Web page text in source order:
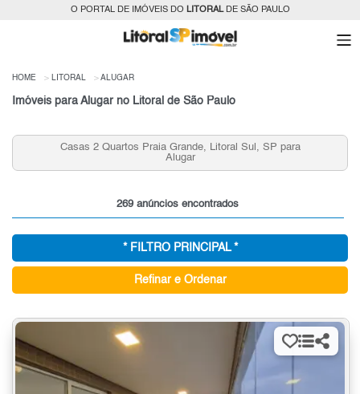
O PORTAL DE IMÓVEIS DO LITORALDE SÃO PAULO
HOME LITORAL ALUGAR
Imóveis para Alugar no Litoral de São Paulo
2 Quartos Praia Grande, Litoral Sul, SP para
269 anúncios encontrados
* FILTRO PRINCIPAL *
Refinar e Ordenar